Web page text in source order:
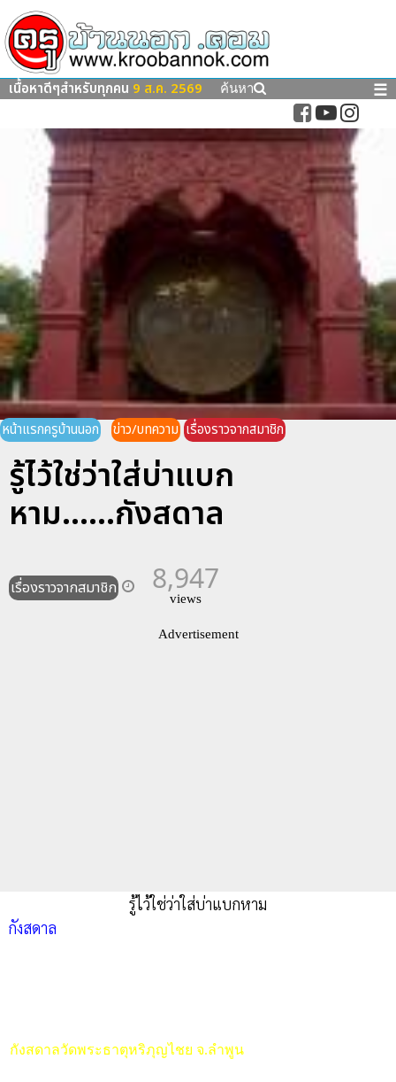
เนื้อหาดีๆสำหรับทุกคน 9 ส.ค. 2569 ค้นหา ☰
หน้าแรกครูบ้านนอก ข่าว/บทความ เรื่องราวจากสมาชิก
รู้ไว้ใช่ว่าใส่บ่าแบก
หาม......กังสดาล
เรื่องราวจากสมาชิก 8,947
views
Advertisement
รู้ไว้ใช่ว่าใส่บ่าแบกหาม
กังสดาล
กังสดาลวัดพระธาตุหริภุญไชย จ.ลำพูน